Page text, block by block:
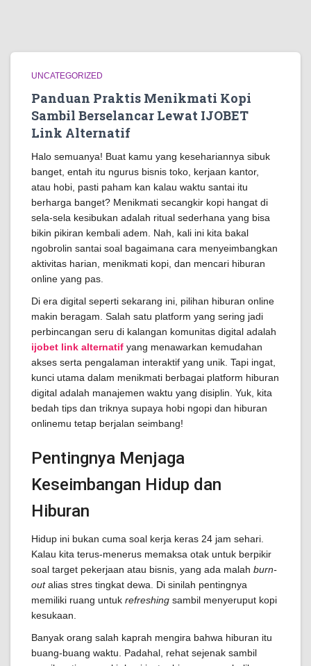
UNCATEGORIZED
Panduan Praktis Menikmati Kopi
Sambil Berselancar Lewat IJOBET
Link Alternatif
Halo semuanya! Buat kamu yang kesehariannya sibuk
banget, entah itu ngurus bisnis toko, kerjaan kantor,
atau hobi, pasti paham kan kalau waktu santai itu
berharga banget? Menikmati secangkir kopi hangat di
sela-sela kesibukan adalah ritual sederhana yang bisa
bikin pikiran kembali adem. Nah, kali ini kita bakal
ngobrolin santai soal bagaimana cara menyeimbangkan
aktivitas harian, menikmati kopi, dan mencari hiburan
online yang pas.
Di era digital seperti sekarang ini, pilihan hiburan online
makin beragam. Salah satu platform yang sering jadi
perbincangan seru di kalangan komunitas digital adalah
ijobet link alternatif yang menawarkan kemudahan
akses serta pengalaman interaktif yang unik. Tapi ingat,
kunci utama dalam menikmati berbagai platform hiburan
digital adalah manajemen waktu yang disiplin. Yuk, kita
bedah tips dan triknya supaya hobi ngopi dan hiburan
onlinemu tetap berjalan seimbang!
Pentingnya Menjaga
Keseimbangan Hidup dan
Hiburan
Hidup ini bukan cuma soal kerja keras 24 jam sehari.
Kalau kita terus-menerus memaksa otak untuk berpikir
soal target pekerjaan atau bisnis, yang ada malah burn-
outalias stres tingkat dewa. Di sinilah pentingnya
memiliki ruang untuk refreshing sambil menyeruput kopi
kesukaan.
Banyak orang salah kaprah mengira bahwa hiburan itu
buang-buang waktu. Padahal, rehat sejenak sambil